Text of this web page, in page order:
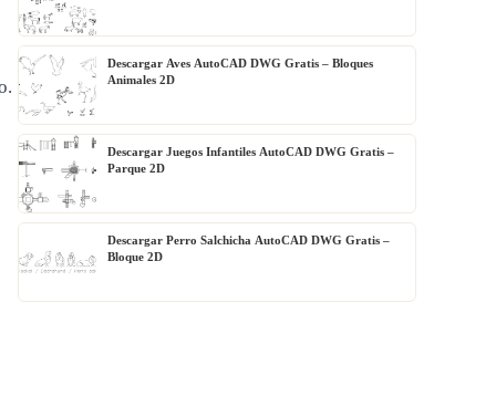
Descargar Aves AutoCAD DWG Gratis – Bloques
Animales 2D
Descargar Juegos Infantiles AutoCAD DWG Gratis –
Parque 2D
Descargar Perro Salchicha AutoCAD DWG Gratis –
Bloque 2D